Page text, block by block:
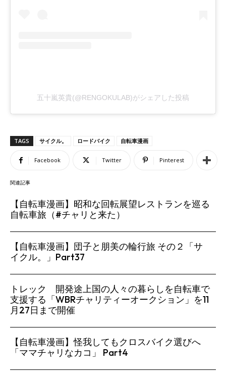
五十嵐英貴(@RENGOKULAB)がシェアした投稿
TAGS サイクル。 ロードバイク 自転車漫画
Facebook Twitter Pinterest
関連記事
【自転車漫画】昭和な回転展望レストランを巡る
自転車旅（#チャリと来た）
【自転車漫画】団子と朋美の輪行旅 その２「サ
イクル。」Part37
トレック 開発途上国の人々の暮らしを自転車で
支援する「WBRチャリティーオークション」を11
月27日まで開催
【自転車漫画】怪我してもクロスバイク選びへ
「ママチャリなカコ」 Part4